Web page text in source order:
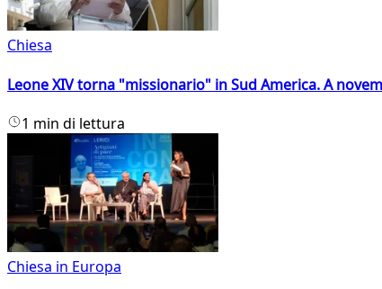
Chiesa
Leone XIV torna "missionario" in Sud America. A
1 min di lettura
Chiesa in Europa